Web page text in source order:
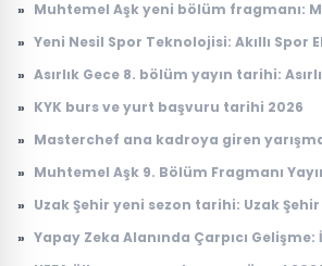
» Muhtemel Aşk yeni bölüm fragmanı:
» Yeni Nesil Spor Teknolojisi: Akıllı Spor
» Asırlık Gece 8. bölüm yayın tarihi:
» KYK burs ve yurt başvuru tarihi 2026
» Masterchef ana kadroya giren
» Muhtemel Aşk 9. Bölüm Fragmanı
» Uzak Şehir yeni sezon tarihi: Uzak
» Yapay Zeka Alanında Çarpıcı Gelişme: